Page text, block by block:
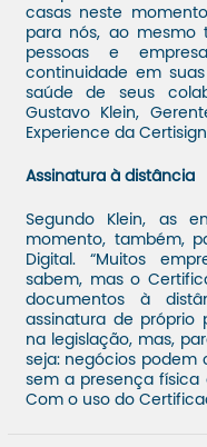
casas neste
para nós, ao mesmo
pessoas e
continuidade em
saúde de seus
Gustavo Klein,
Experience da
Assinatura à distância
Segundo Klein, as
momento, também,
Digital. “Muitos
sabem, mas o
documentos à
assinatura de próprio
na legislação, mas,
seja: negócios podem
sem a presença
Com o uso do